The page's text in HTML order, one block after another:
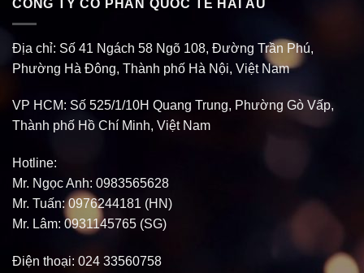
CÔNG TY CỔ PHẦN QUỐC TẾ HẢI ÂU
Địa chỉ: Số 41 Ngách 58 Ngõ 108, Đường Trần Phú,
Phường Hà Đông, Thành phố Hà Nội, Việt Nam
VP HCM: Số 525/1/10H Quang Trung, Phường Gò Vấp,
Thành phố Hồ Chí Minh, Việt Nam
Hotline:
Mr. Ngọc Anh: 0983565628
Mr. Tuấn: 0976244181 (HN)
Mr. Lâm: 0931145765 (SG)
Điện thoại: 024 33560758